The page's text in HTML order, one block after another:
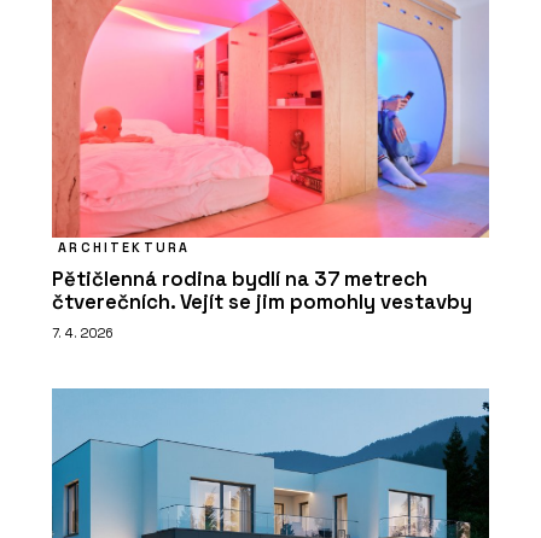
ARCHITEKTURA
Pětičlenná rodina bydlí na 37 metrech
čtverečních. Vejít se jim pomohly vestavby
7. 4. 2026